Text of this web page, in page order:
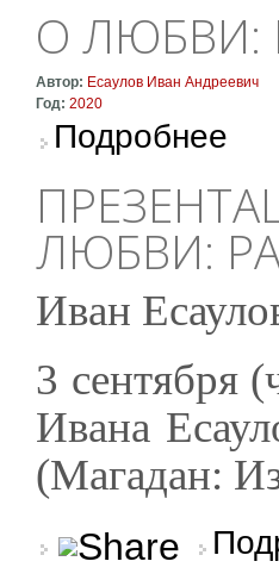
О ЛЮБВИ:
Автор: Есаулов Иван Андреевич
Год: 2020
Подробнее
ЛЮБВИ:
Иван
3 сентября
Ивана
(Магадан: